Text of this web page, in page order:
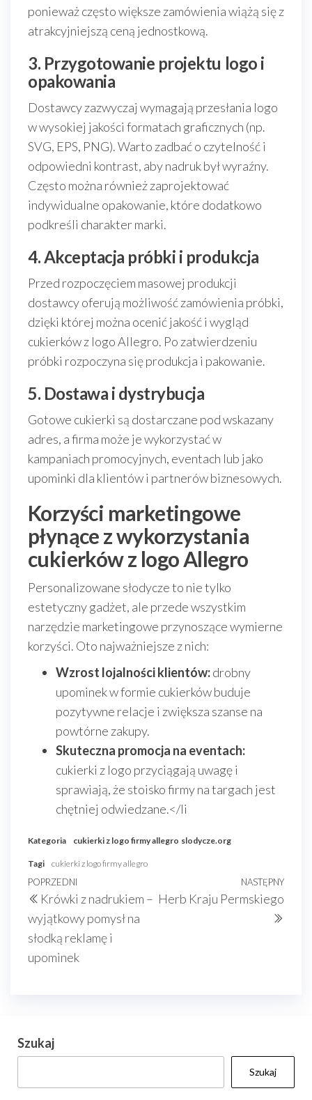
ponieważ często większe zamówienia wiążą się z
atrakcyjniejszą ceną jednostkową.
3. Przygotowanie projektu logo i
opakowania
Dostawcy zazwyczaj wymagają przesłania logo
w wysokiej jakości formatach graficznych (np.
SVG, EPS, PNG). Warto zadbać o czytelność i
odpowiedni kontrast, aby nadruk był wyraźny.
Często można również zaprojektować
indywidualne opakowanie, które dodatkowo
podkreśli charakter marki.
4. Akceptacja próbki i produkcja
Przed rozpoczęciem masowej produkcji
dostawcy oferują możliwość zamówienia próbki,
dzięki której można ocenić jakość i wygląd
cukierków z logo Allegro. Po zatwierdzeniu
próbki rozpoczyna się produkcja i pakowanie.
5. Dostawa i dystrybucja
Gotowe cukierki są dostarczane pod wskazany
adres, a firma może je wykorzystać w
kampaniach promocyjnych, eventach lub jako
upominki dla klientów i partnerów biznesowych.
Korzyści marketingowe
płynące z wykorzystania
cukierków z logo Allegro
Personalizowane słodycze to nie tylko
estetyczny gadżet, ale przede wszystkim
narzędzie marketingowe przynoszące wymierne
korzyści. Oto najważniejsze z nich:
Wzrost lojalności klientów:drobny
upominek w formie cukierków buduje
pozytywne relacje i zwiększa szanse na
powtórne zakupy.
Skuteczna promocja na eventach:
cukierki z logo przyciągają uwagę i
sprawiają, że stoisko firmy na targach jest
chętniej odwiedzane.</li
Kategoria cukierki z logo firmy allegro slodycze.org
Tagi cukierki z logo firmy allegro
Nawigacja
wpisu
Poprzedni
wpis
POPRZEDNI
Krówki z nadrukiem –
wyjątkowy pomysł na
słodką reklamę i
upominek
NASTĘPNY
Herb Kraju Permskiego
Szukaj
Szukaj